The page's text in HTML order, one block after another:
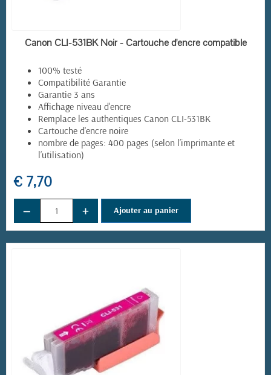
EN STOCK
Canon CLI-531BK Noir - Cartouche d'encre compatible
100% testé
Compatibilité Garantie
Garantie 3 ans
Affichage niveau d'encre
Remplace les authentiques Canon CLI-531BK
Cartouche d'encre noire
nombre de pages: 400 pages (selon l’imprimante et
l’utilisation)
€ 7,70
− + Ajouter au panier